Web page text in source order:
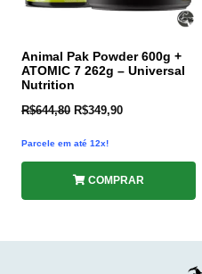
Animal Pak Powder 600g +
ATOMIC 7 262g – Universal
Nutrition
R$644,80 R$349,90
Parcele em até 12x!
COMPRAR